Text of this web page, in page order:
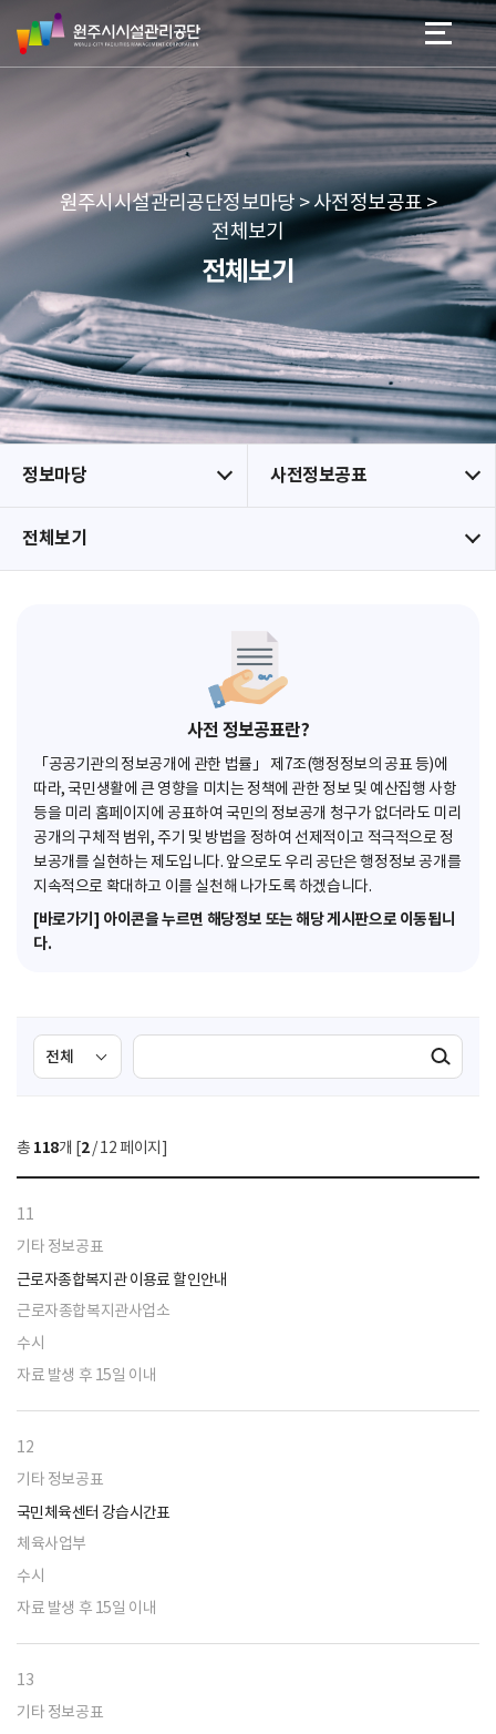
네
본문 바로가기
메뉴 바로가기
원
주
시
리
공
단
원주시시설관리공단정보마당 > 사전정보공표 >
전체보기
전체보기
정보마당 사전정보공표
전체보기
사전 정보공표란?
「공공기관의 정보공개에 관한 법률」 제7조(행정정보의 공표 등)에
따라, 국민생활에 큰 영향을 미치는 정책에 관한 정보 및 예산집행 사항
등을 미리 홈페이지에 공표하여 국민의 정보공개 청구가 없더라도 미리
공개의 구체적 범위, 주기 및 방법을 정하여 선제적이고 적극적으로 정
보공개를 실현하는 제도입니다. 앞으로도 우리 공단은 행정정보 공개를
지속적으로 확대하고 이를 실천해 나가도록 하겠습니다.
[바로가기] 아이콘을 누르면 해당정보 또는 해당 게시판으로 이동됩니
다.
검
색
선
택
색
검색실행
총 118개 [2/ 12 페이지]
11
기타 정보공표
근로자종합복지관 이용료 할인안내
근로자종합복지관사업소
수시
자료 발생 후 15일 이내
12
기타 정보공표
국민체육센터 강습시간표
체육사업부
수시
자료 발생 후 15일 이내
13
기타 정보공표